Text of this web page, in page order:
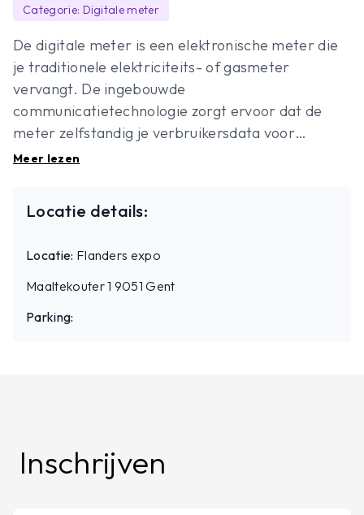
Categorie: Digitale meter
De digitale meter is een elektronische meter die
je traditionele elektriciteits- of gasmeter
vervangt. De ingebouwde
communicatietechnologie zorgt ervoor dat de
meter zelfstandig je verbruikersdata voor
elektriciteit of gas kan verzenden en ontvangen.
MijnFluvius? Je leert het allemaal in deze
Meer lezen
Locatie details:
Locatie: Flanders expo
Maaltekouter 1 9051 Gent
Parking:
Inschrijven